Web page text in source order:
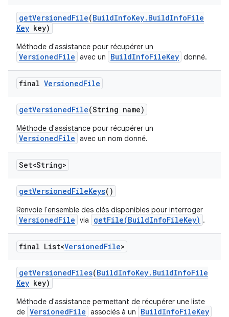
getVersionedFile(BuildInfoKey. BuildInfoFile
Key key)
Méthode d'assistance pour récupérer un
VersionedFile avec un BuildInfoFileKey donné.
final VersionedFile
getVersionedFile(String name)
Méthode d'assistance pour récupérer un
VersionedFile avec un nom donné.
Set<String>
getVersionedFileKeys()
Renvoie l'ensemble des clés disponibles pour interroger
VersionedFile via getFile(BuildInfoFileKey) .
final List<VersionedFile>
getVersionedFiles(BuildInfoKey. BuildInfoFile
Key key)
Méthode d'assistance permettant de récupérer une liste
de VersionedFile associés à un BuildInfoFileKey